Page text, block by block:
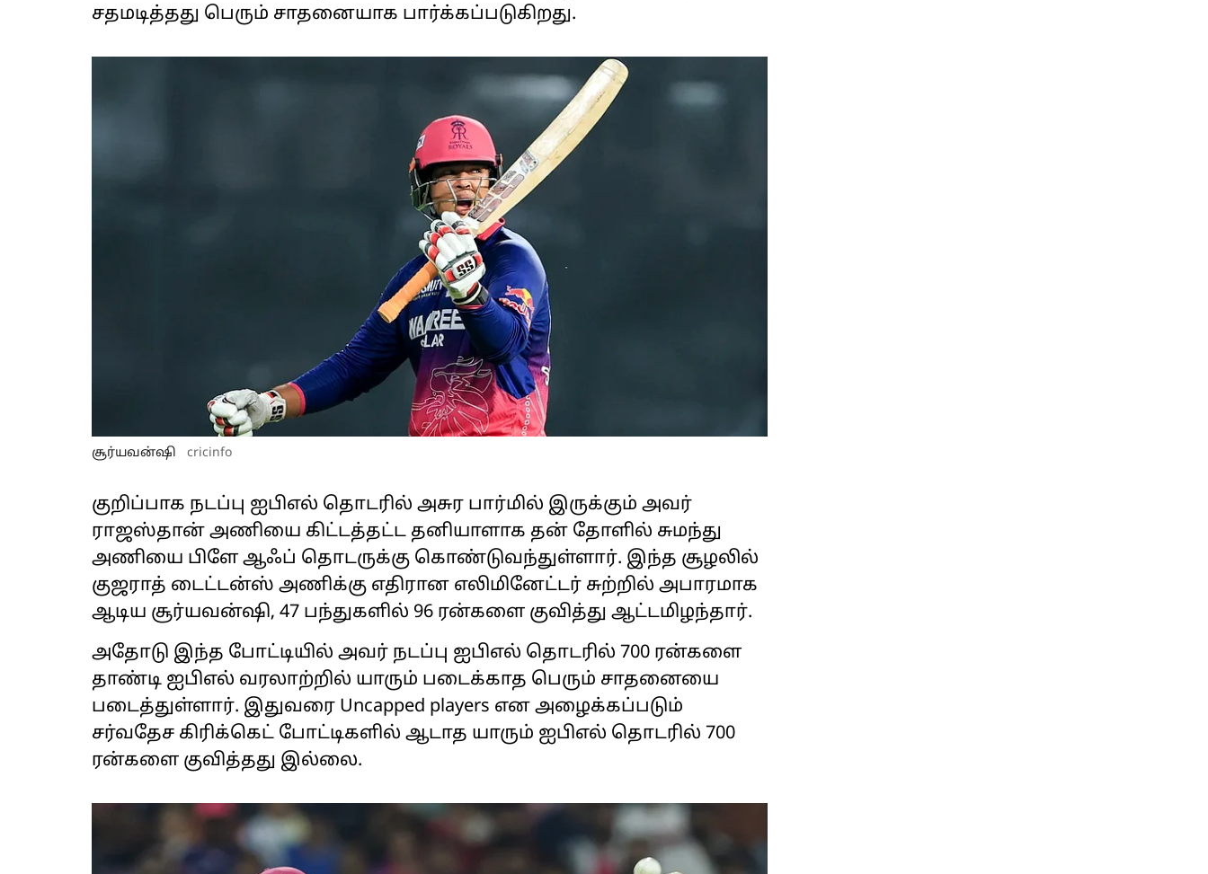
சதமடித்தது பெரும் சாதனையாக பார்க்கப்படுகிறது.
சூர்யவன்ஷி cricinfo
குறிப்பாக நடப்பு ஐபிஎல் தொடரில் அசுர பார்மில் இருக்கும் அவர்
ராஜஸ்தான் அணியை கிட்டத்தட்ட தனியாளாக தன் தோளில் சுமந்து
அணியை பிளே ஆஃப் தொடருக்கு கொண்டுவந்துள்ளார். இந்த சூழலில்
குஜராத் டைட்டன்ஸ் அணிக்கு எதிரான எலிமினேட்டர் சுற்றில் அபாரமாக
ஆடிய சூர்யவன்ஷி, 47 பந்துகளில் 96 ரன்களை குவித்து ஆட்டமிழந்தார்.
அதோடு இந்த போட்டியில் அவர் நடப்பு ஐபிஎல் தொடரில் 700 ரன்களை
தாண்டி ஐபிஎல் வரலாற்றில் யாரும் படைக்காத பெரும் சாதனையை
படைத்துள்ளார். இதுவரை Uncapped players என அழைக்கப்படும்
சர்வதேச கிரிக்கெட் போட்டிகளில் ஆடாத யாரும் ஐபிஎல் தொடரில் 700
ரன்களை குவித்தது இல்லை.